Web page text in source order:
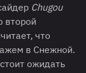
Chugou
второй
что
в Снежной.
ожидать